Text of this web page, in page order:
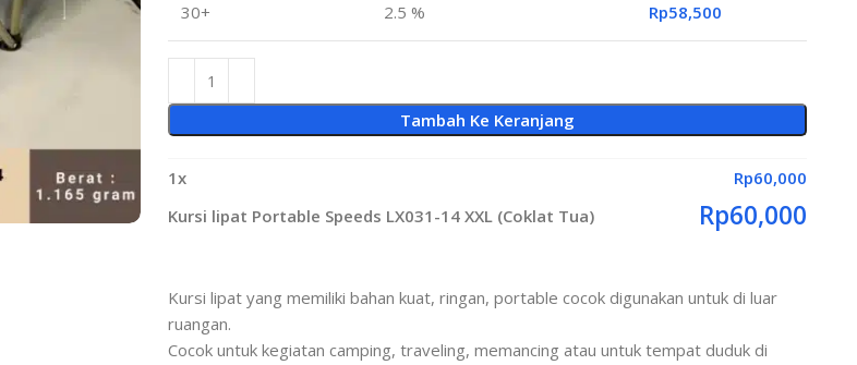
30+ 2.5 % Rp58,500
Tambah Ke Keranjang
1x Rp60,000
Kursi lipat Portable Speeds LX031-14 XXL (Coklat Tua)
Rp60,000
Kursi lipat yang memiliki bahan kuat, ringan, portable cocok digunakan untuk di luar
ruangan.
Cocok untuk kegiatan camping, traveling, memancing atau untuk tempat duduk di